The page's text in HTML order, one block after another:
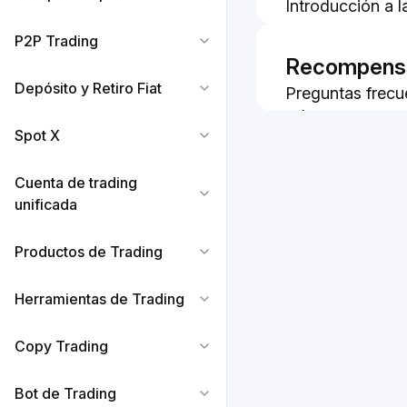
P2P Trading
Depósito y Retiro Fiat
Spot X
Cuenta de trading
unificada
Productos de Trading
Herramientas de Trading
Copy Trading
Bot de Trading
Introducción a
Pay
Preguntas
Preguntas
Cómo canjear